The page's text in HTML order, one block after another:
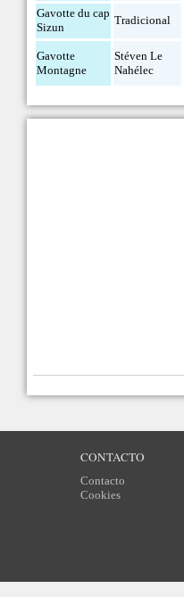
Gavotte du cap
Sizun
Tradicional
Gavotte
Montagne
Stéven Le
Nahélec
CONTACTO
Contacto
Cookies